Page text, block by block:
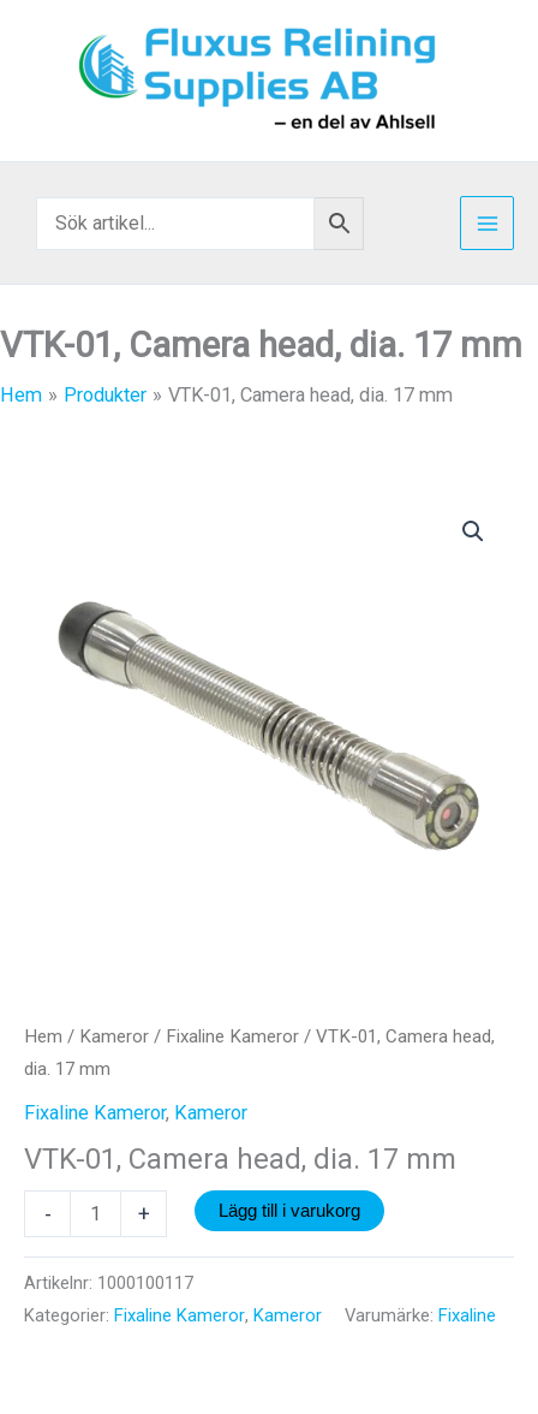
VTK-01, Camera head, dia. 17 mm
Hem Produkter VTK-01, Camera head, dia. 17 mm
Hem / Kameror / Fixaline Kameror / VTK-01, Camera head,
dia. 17 mm
Fixaline Kameror, Kameror
VTK-01, Camera head, dia. 17 mm
-
01,
Camera
head,
+ Lägg till i varukorg
Artikelnr: 1000100117
Kategorier: Fixaline Kameror, Kameror Varumärke: Fixaline